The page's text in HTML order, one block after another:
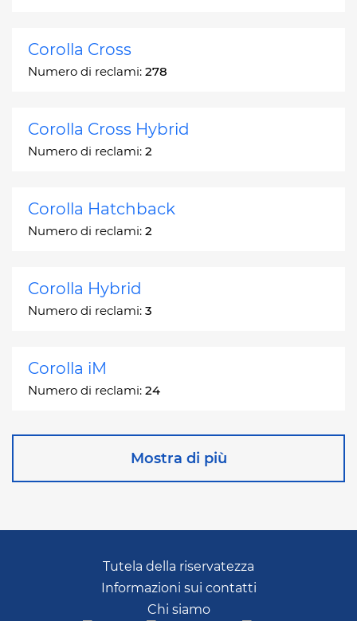
Corolla Cross
Numero di reclami: 278
Corolla Cross Hybrid
Numero di reclami: 2
Corolla Hatchback
Numero di reclami: 2
Corolla Hybrid
Numero di reclami: 3
Corolla iM
Numero di reclami: 24
Corona Station Wagon
Mostra di più
Tutela della riservatezza
Informazioni sui contatti
Chi siamo